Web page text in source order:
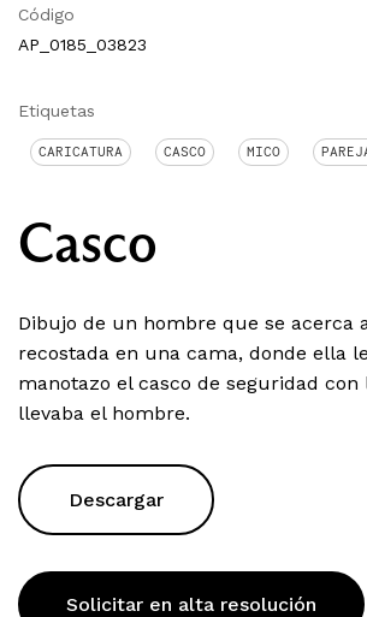
Código
AP_0185_03823
Etiquetas
CARICATURA CASCO MICO
Casco
Dibujo de un hombre que se acerca
recostada en una cama, donde ella
manotazo el casco de seguridad
llevaba el hombre.
Descargar
Solicitar en alta resolución